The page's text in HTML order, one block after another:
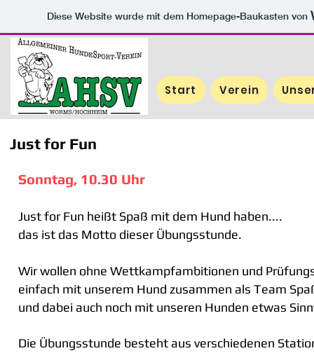
Diese Website wurde mit dem Homepage-Baukasten von
Start Verein
Just for Fun
Sonntag, 10.30 Uhr
Just for Fun heißt Spaß mit dem Hund haben....
das ist das Motto dieser Übungsstunde.
Wir wollen ohne Wettkampfambitionen und
einfach mit unserem Hund zusammen als Team
und dabei auch noch mit unseren Hunden etwas
Die Übungsstunde besteht aus verschiedenen